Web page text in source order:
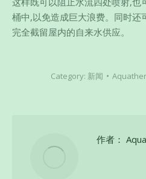
桶中,以免造成巨大浪费。同时还
完全截留屋内的自来水供应。
Category: 新闻
作者：